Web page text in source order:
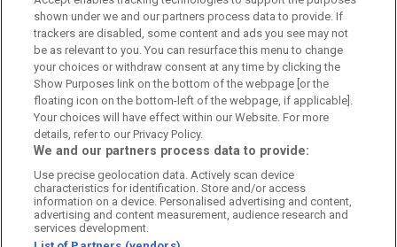
Sponsor: Rekatochklart
Annonsera på Fotbolldirekt
Redaktionell policy
Personuppgiftspolicy
Cookiepolicy
Arkiv
shown under we and our partners process data to provide. If
trackers are disabled, some content and ads you see may not
be as relevant to you. You can resurface this menu to change
your choices or withdraw consent at any time by clicking the
Show Purposes link on the bottom of the webpage [or the
floating icon on the bottom-left of the webpage, if applicable].
Your choices will have effect within our Website. For more
details, refer to our Privacy Policy.
We and our partners process data to provide:
Use precise geolocation data. Actively scan device
characteristics for identification. Store and/or access
information on a device. Personalised advertising and content,
advertising and content measurement, audience research and
services development.